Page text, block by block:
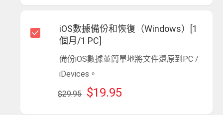
iOS數據備份和恢復（Windows）[1
個月/1 PC]
備份iOS數據並簡單地將文件還原到PC /
iDevices。
$19.95
$29.95